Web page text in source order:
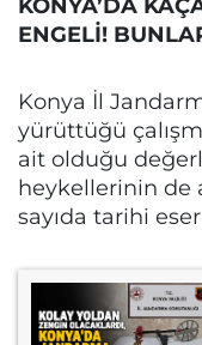
KONYA’DA
ENGELİ!
Konya İl
yürüttüğü
ait olduğu
heykellerinin de
sayıda tarihi